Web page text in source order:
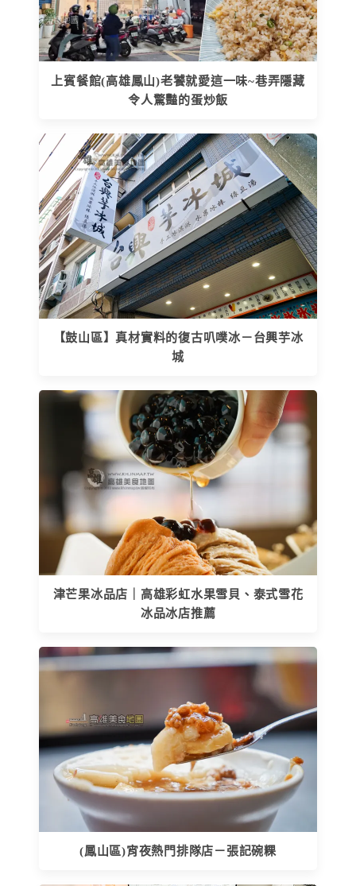
上賓餐館(高雄鳳山)老饕就愛這一味~巷弄隱藏
令人驚豔的蛋炒飯
【鼓山區】真材實料的復古叭噗冰－台興芋冰
城
津芒果冰品店｜高雄彩虹水果雪貝、泰式雪花
冰品冰店推薦
(鳳山區)宵夜熱門排隊店－張記碗粿